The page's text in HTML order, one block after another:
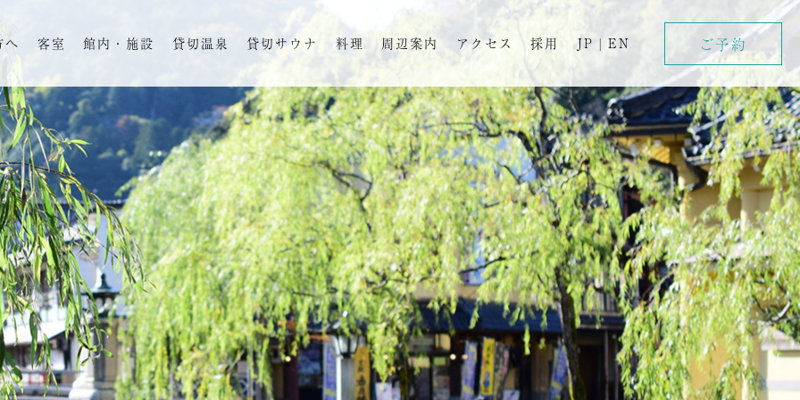
へ 客室 館内・施設 貸切温泉 貸切サウナ 料理 周辺案内 アクセス 採用 JP | EN ご予約